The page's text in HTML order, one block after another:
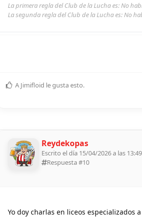
La primera regla del Club de la Lucha es: No
La segunda regla del Club de la Lucha es: No
A Jimifloid le gusta esto.
Reydekopas
Escrito el día 15/04/2026 a las 13:49
Respuesta #10
Yo doy charlas en liceos especializados